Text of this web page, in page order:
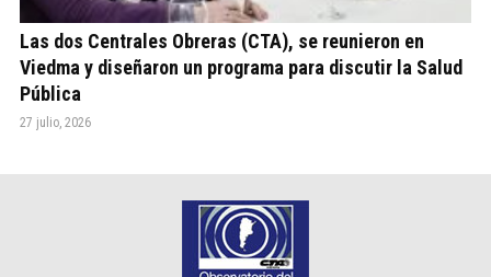
Las dos Centrales Obreras (CTA), se reunieron en
Viedma y diseñaron un programa para discutir la Salud
Pública
27 julio, 2026